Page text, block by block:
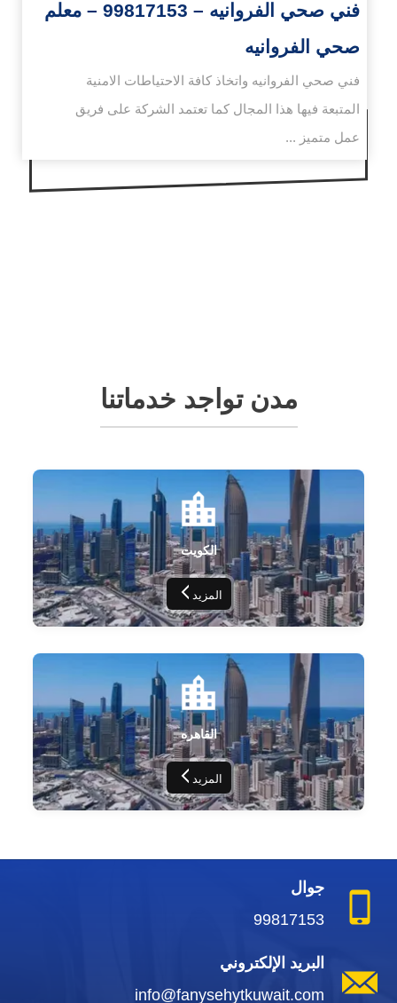
فني صحي الفروانيه – 99817153 – معلم
صحي الفروانيه
فني صحي الفروانيه واتخاذ كافة الاحتياطات الامنية
المتبعة فيها هذا المجال كما تعتمد الشركة على فريق
عمل متميز ...
مدن تواجد خدماتنا
الكويت
المزيد
القاهره
المزيد
جوال
99817153
البريد الإلكتروني
info@fanysehytkuwait.com